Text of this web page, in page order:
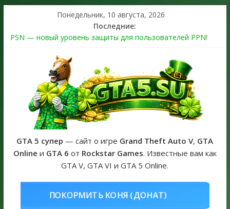
Понедельник, 10 августа, 2026
Последние:
PSN — новый уровень защиты для пользователей PPN!
The Kortz Center Heist выйдет в GTA Online уже 14 июля
Регистрация в Rockstar Games Social Club ошибка #1.500.7:
как зарегистрировать аккаунт и войти без проблем в 2026
Получайте особые награды в GTA Online по программе
Fine Art Collector
GTA 6 официальная обложка игры и Предзаказ Grand Theft
Auto VI
GTA 5 супер — сайт о игре Grand Theft Auto V, GTA
Online и GTA 6 от Rockstar Games. Известные вам как
GTA V, GTA VI и GTA 5 Online.
(ДОНАТ) КУПИТЬ GTA 5